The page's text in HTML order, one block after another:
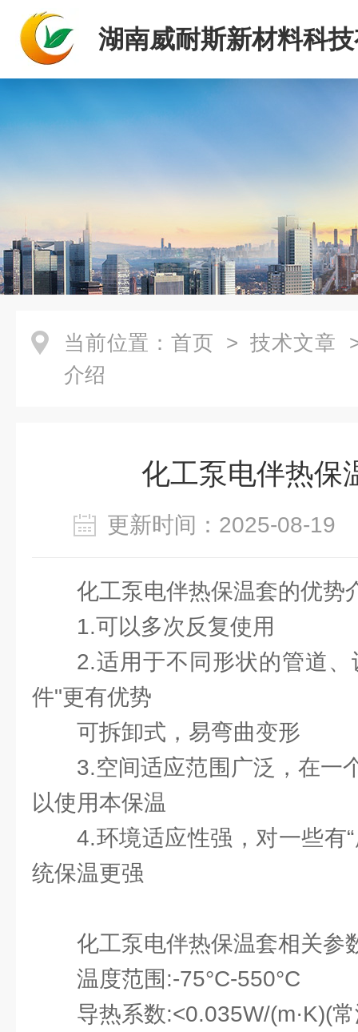
湖南威耐斯新材料科
司
当前位置： 首页 > 技术文章
介绍
化工泵电伴热保
更新时间：2025-08-
化工泵电伴热保温套的优势
1.可以多次反复使用
2.适用于不同形状的管道
件"更有优势
可拆卸式，易弯曲变形
3.空间适应范围广泛，在一
以使用本保温
4.环境适应性强，对一些有
统保温更强
化工泵电伴热保温套相关参
温度范围:-75°C-550°C
导热系数:<0.035W/(m·K)(